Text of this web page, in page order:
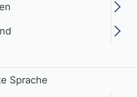
Fellowships 2026
Sprache